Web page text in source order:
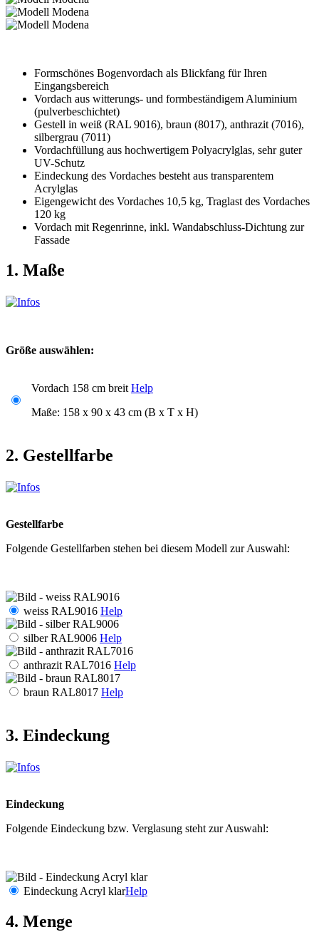
Formschönes Bogenvordach als Blickfang für Ihren
Eingangsbereich
Vordach aus witterungs- und formbeständigem Aluminium
(pulverbeschichtet)
Gestell in weiß (RAL 9016), braun (8017), anthrazit (7016),
silbergrau (7011)
Vordachfüllung aus hochwertigem Polyacrylglas, sehr guter
UV-Schutz
Eindeckung des Vordaches besteht aus transparentem
Acrylglas
Eigengewicht des Vordaches 10,5 kg, Traglast des Vordaches
120 kg
Vordach mit Regenrinne, inkl. Wandabschluss-Dichtung zur
Fassade
1. Maße
Größe auswählen:
Vordach 158 cm breit Help
Maße: 158 x 90 x 43 cm (B x T x H)
2. Gestellfarbe
Gestellfarbe
Folgende Gestellfarben stehen bei diesem Modell zur Auswahl:
weiss RAL9016 Help
silber RAL9006 Help
anthrazit RAL7016 Help
braun RAL8017 Help
3. Eindeckung
Eindeckung
Folgende Eindeckung bzw. Verglasung steht zur Auswahl:
Eindeckung Acryl klarHelp
4. Menge